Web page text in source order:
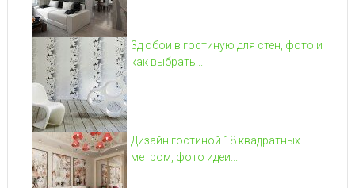
3д обои в гостиную для стен, фото и
как выбрать...
Дизайн гостиной 18 квадратных
метром, фото идеи...